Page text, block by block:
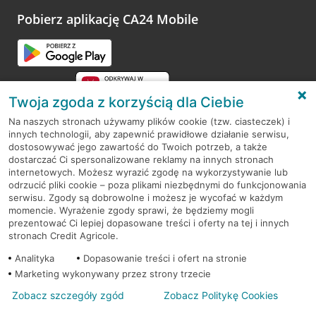
opinie.
Pobierz aplikację CA24 Mobile
RODO
Regulamin serwisu
Mapa serwisu
PolitykaCookies
© 2026 Credit Agricole Bank Polska S.A. Wszelkie prawa zastrzeżone
Twoja zgoda z korzyścią dla Ciebie
Na naszych stronach używamy plików cookie (tzw. ciasteczek) i
innych technologii, aby zapewnić prawidłowe działanie serwisu,
dostosowywać jego zawartość do Twoich potrzeb, a także
dostarczać Ci spersonalizowane reklamy na innych stronach
internetowych. Możesz wyrazić zgodę na wykorzystywanie lub
odrzucić pliki cookie – poza plikami niezbędnymi do funkcjonowania
serwisu. Zgody są dobrowolne i możesz je wycofać w każdym
momencie. Wyrażenie zgody sprawi, że będziemy mogli
prezentować Ci lepiej dopasowane treści i oferty na tej i innych
stronach Credit Agricole.
Analityka
Dopasowanie treści i ofert na stronie
Marketing wykonywany przez strony trzecie
Zobacz szczegóły zgód Zobacz Politykę Cookies